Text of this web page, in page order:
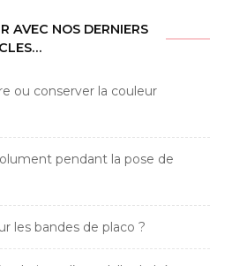
AVEC NOS DERNIERS
ou conserver la couleur
pendant la pose de
les bandes de placo ?